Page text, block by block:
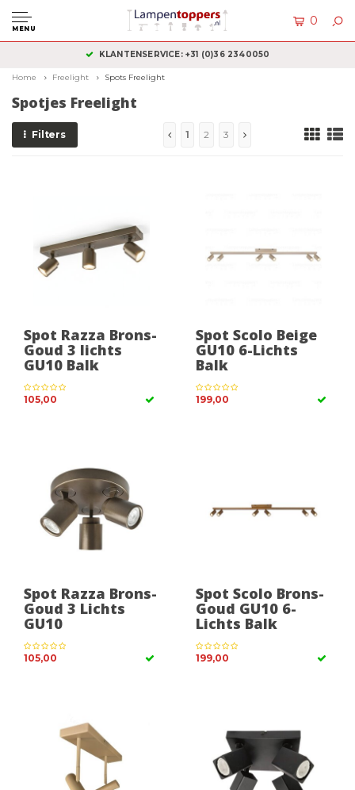
MENU
0
KLANTENSERVICE: +31 (0)36 2340050
Home Freelight Spots Freelight
Spotjes Freelight
Filters 1 2 3
Spot Razza Brons-
Goud 3 lichts
GU10 Balk
105,00
Spot Scolo Beige
GU10 6-Lichts
Balk
199,00
Spot Razza Brons-
Goud 3 Lichts
GU10
105,00
Spot Scolo Brons-
Goud GU10 6-
Lichts Balk
199,00